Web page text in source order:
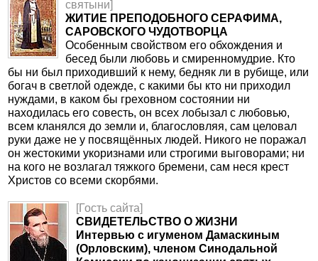
святыни]
ЖИТИЕ ПРЕПОДОБНОГО СЕРАФИМА,
САРОВСКОГО ЧУДОТВОРЦА
Особенным свойством его обхождения и
бесед были любовь и смиренномудрие. Кто
бы ни был приходивший к нему, бедняк ли в рубище, или
богач в светлой одежде, с какими бы кто ни приходил
нуждами, в каком бы греховном состоянии ни
находилась его совесть, он всех лобызал с любовью,
всем кланялся до земли и, благословляя, сам целовал
руки даже не у посвящённых людей. Никого не поражал
он жестокими укоризнами или строгими выговорами; ни
на кого не возлагал тяжкого бремени, сам неся крест
Христов со всеми скорбями.
[Гость сайта]
СВИДЕТЕЛЬСТВО О ЖИЗНИ
Интервью с игуменом Дамаскиным
(Орловским), членом Синодальной